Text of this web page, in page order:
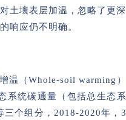
土壤表层加温，忽略了更深
响应仍不明确。
温（Whole-soil warming）
系统碳通量（包括总生态系
三个组分，2018-2020年，3